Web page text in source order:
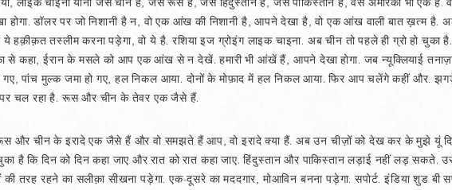
डॉलर पर जो निशानी है न, वो एक आंख की निशानी है, आपने देखा है, वो एक आंख वाली बात ख़त्म है.
हक़ीक़त तस्लीम करना पड़ेगा, वो ये है. रशिया इज ग्रोइंग लाइक चाइना. अब चीन तो पहले ही ग्रो हो चुका है.
कहा, ईरान के मसले को आप एक आंख से न देखें. हमारी भी आंखें हैं, आपने देखा होगा. जब न्यूक्लियाई तनाज़ा
पांच मुल्क जमा हो गए, हल निकल आया. दोनों के मोफ़ाद में हल निकल आया. फिर आप चलेंगे कहीं और. झगड़े
पर चल रहा है. रूस और चीन के तेवर एक जैसे हैं.
चीन के इरादे एक जैसे हैं और वो समझते हैं आप, वो इरादे क्या हैं. अब उन चीज़ों को देख कर के मुझे यूं
कि दिन को दिन कहा जाए और रात को रात कहा जाए. हिंदुस्तान और पाकिस्तान लड़ाई नहीं लड़ सकते.
तरह रहने का सलीक़ा सीखना पड़ेगा. एक-दूसरे का मददगार, मोआविन बनना पड़ेगा. सपोर्ट. इंडिया शुड बी